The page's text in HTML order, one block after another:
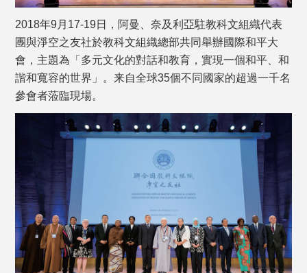
2018年9月17-19日，阿曼、奈及利亞駐教科文組織代表
團與淨空之友社於教科文組織總部共同舉辦國際和平大
會，主題為「多元文化的對話和教育，實現一個和平、和
諧和寬容的世界」。来自全球35個不同國家的超過一千名
參會者蒞臨現場。